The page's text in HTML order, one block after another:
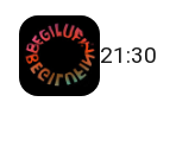
21:30